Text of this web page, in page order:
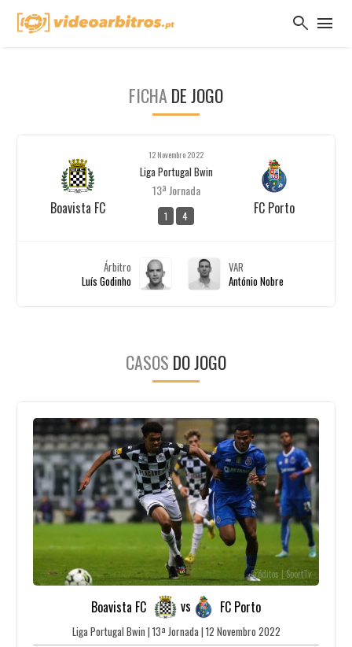
search menu
FICHA DE JOGO
Boavista FC
12 Novembro 2022
Liga Portugal Bwin
13ª Jornada
1 4 FC Porto
Árbitro
Luís Godinho
VAR
António Nobre
CASOS DO JOGO
Créditos | SportTv
Boavista FC vs FC Porto
Liga Portugal Bwin | 13ª Jornada | 12 Novembro 2022